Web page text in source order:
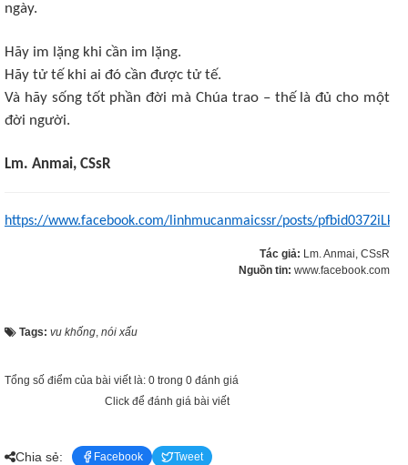
ngày.
Hãy im lặng khi cần im lặng.
Hãy tử tế khi ai đó cần được tử tế.
Và hãy sống tốt phần đời mà Chúa trao – thế là đủ cho một
đời người.
Lm. Anmai, CSsR
https://www.facebook.com/linhmucanmaicssr/posts/
Tác giả: Lm. Anmai, CSsR
Nguồn tin: www.facebook.com
Tags: vu khống, nói xấu
Tổng số điểm của bài viết là: 0 trong 0 đánh giá
Click để đánh giá bài viết
Chia sẻ: Facebook Tweet